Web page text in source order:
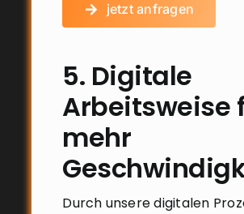
jetzt anfragen
5. Digitale
Arbeitsweise
mehr
Durch unsere digitalen